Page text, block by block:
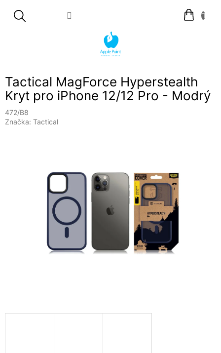
Nákupní
košík
Tactical MagForce Hyperstealth
Kryt pro iPhone 12/12 Pro - Modrý
472/B8
Značka: Tactical